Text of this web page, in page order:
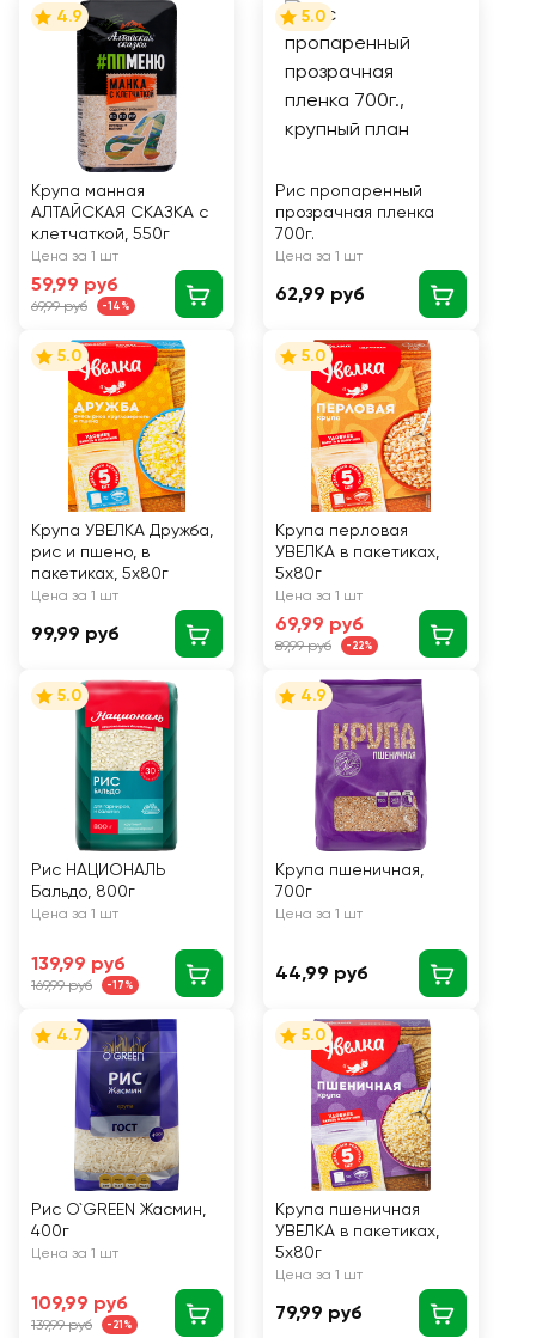
4.9
Крупа манная
АЛТАЙСКАЯ СКАЗКА с
клетчаткой, 550г
Цена за 1 шт
59,99 руб
69,99 руб -14%
5.0
Рис пропаренный
прозрачная пленка
700г.
Цена за 1 шт
62,99 руб
5.0
Крупа УВЕЛКА Дружба,
рис и пшено, в
пакетиках, 5х80г
Цена за 1 шт
99,99 руб
5.0
Крупа перловая
УВЕЛКА в пакетиках,
5х80г
Цена за 1 шт
69,99 руб
89,99 руб -22%
5.0
Рис НАЦИОНАЛЬ
Бальдо, 800г
Цена за 1 шт
139,99 руб
169,99 руб -17%
4.9
Крупа пшеничная,
700г
Цена за 1 шт
44,99 руб
4.7
Рис O`GREEN Жасмин,
400г
Цена за 1 шт
109,99 руб
139,99 руб -21%
5.0
Крупа пшеничная
УВЕЛКА в пакетиках,
5х80г
Цена за 1 шт
79,99 руб